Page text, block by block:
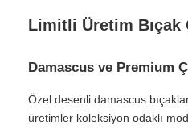
Limitli Üretim Bıçak
Damascus ve Premium
Özel desenli damascus
üretimler koleksiyon odaklı